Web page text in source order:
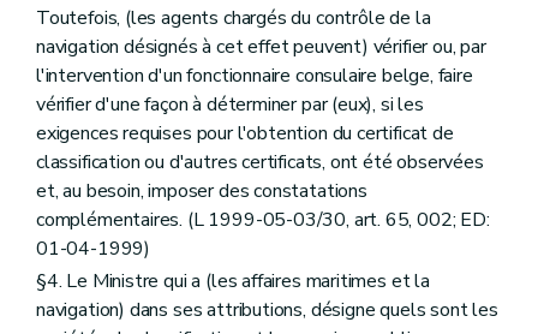
Toutefois, (les agents chargés du contrôle de la
navigation désignés à cet effet peuvent) vérifier ou, par
l'intervention d'un fonctionnaire consulaire belge, faire
vérifier d'une façon à déterminer par (eux), si les
exigences requises pour l'obtention du certificat de
classification ou d'autres certificats, ont été observées
et, au besoin, imposer des constatations
complémentaires. (L 1999-05-03/30, art. 65, 002; ED:
01-04-1999)
§4. Le Ministre qui a (les affaires maritimes et la
navigation) dans ses attributions, désigne quels sont les